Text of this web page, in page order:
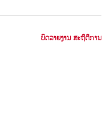
ບົດລາຍງານ ສະຖິຕິການເງິ